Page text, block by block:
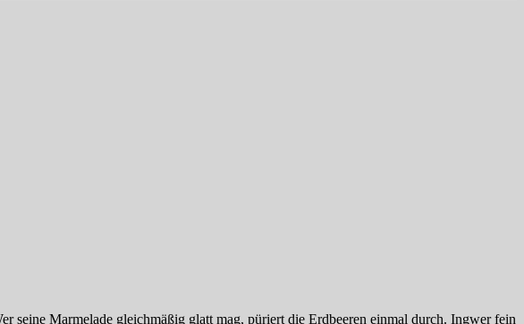
seine Marmelade gleichmäßig glatt mag, püriert die Erdbeeren einmal durch. Ingwer fein